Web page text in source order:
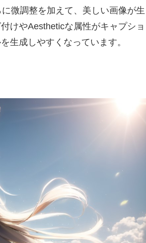
微調整を加えて、美しい画像が生
けやAestheticな属性がキャプショ
生成しやすくなっています。